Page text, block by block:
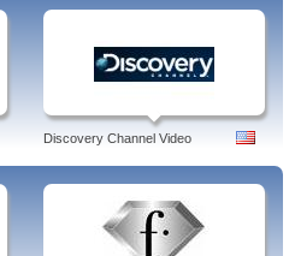
Discovery Channel Video